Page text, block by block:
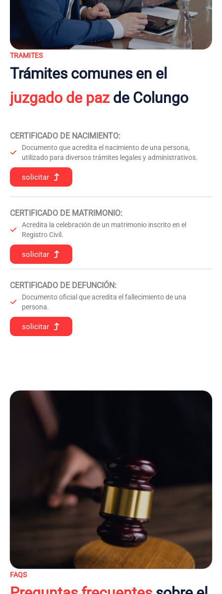
TRAMITES
Trámites comunes en el
juzgado de pazde Colungo
CERTIFICADO DE NACIMIENTO:
Documento que acredita el nacimiento de una persona,
utilizado para diversos trámites legales y administrativos.
solicitar
CERTIFICADO DE MATRIMONIO:
Acredita la celebración de un matrimonio inscrito en el
Registro Civil.
solicitar
CERTIFICADO DE DEFUNCIÓN:
Documento oficial que acredita el fallecimiento de una
persona.
solicitar
FAQS